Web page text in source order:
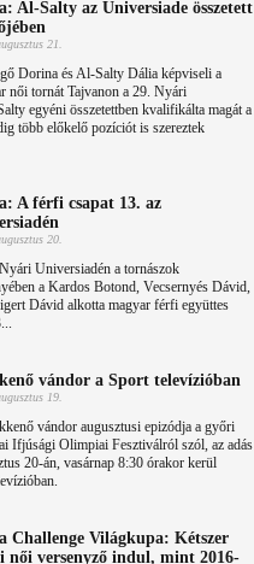
Al-Salty az Universiade összetett
21.
Dorina és Al-Salty Dália képviseli a
női tornát Tajvanon a 29. Nyári
egyéni összetettben kvalifikálta magát a
több előkelő pozíciót is szereztek
A férfi csapat 13. az
20.
Universiadén a tornászok
a Kardos Botond, Vecsernyés Dávid,
Dávid alkotta magyar férfi együttes
vándor a Sport televízióban
19.
vándor augusztusi epizódja a győri
Ifjúsági Olimpiai Fesztiválról szól, az adás
20-án, vasárnap 8:30 órakor kerül
Challenge Világkupa: Kétszer
női versenyző indul, mint 2016-